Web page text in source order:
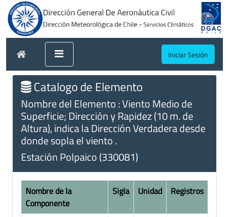
Iniciar Sesión
Catalogo de Elemento
Nombre del Elemento : Viento Medio de
Superficie; Dirección y Rapidez (10 m. de
Altura), indica la Dirección Verdadera desde
donde sopla el viento .
Estación Polpaico (330081)
Nombre de la
Componente
Sigla Unidad Registros